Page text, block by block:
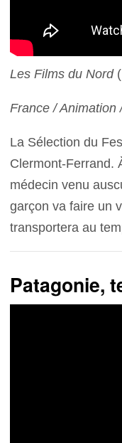
Les Films du Nord
France / Animation
La Sélection du
Clermont-Ferrand.
médecin venu
garçon va faire un
transportera au
Patagonie,